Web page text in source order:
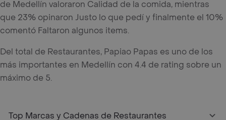
de Medellín valoraron Calidad de la comida, mientras
que 23% opinaron Justo lo que pedí y finalmente el 10%
comentó Faltaron algunos items.
Del total de Restaurantes, Papiao Papas es uno de los
más importantes en Medellín con 4.4 de rating sobre un
máximo de 5.
Top Marcas y Cadenas de Restaurantes